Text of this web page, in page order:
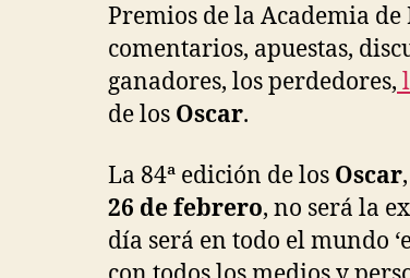
Premios de la Academia
comentarios, apuestas,
ganadores, los perdedores,
de los Oscar.
La 84ª edición de los Oscar
26 de febrero, no será la
día será en todo el mundo